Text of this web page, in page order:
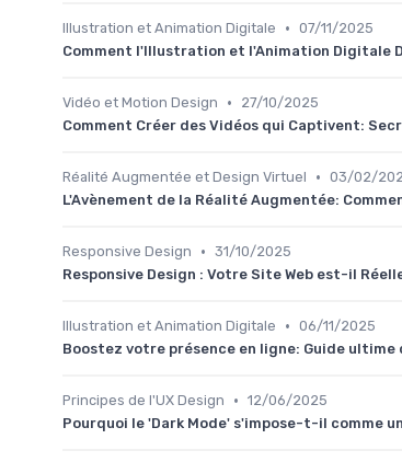
Illustration et Animation Digitale • 07/11/2025
Comment l'Illustration et l'Animation Digitale
Vidéo et Motion Design •
27/10/2025
Comment Créer des Vidéos qui Captivent:
Réalité Augmentée et Design Virtuel • 03/02/
L'Avènement de la Réalité Augmentée:
Responsive Design • 31/10/2025
Responsive Design : Votre Site Web est-il
Illustration et Animation Digitale • 06/11/2025
Boostez votre présence en ligne: Guide
Principes de l'UX Design • 12/06/2025
Pourquoi le 'Dark Mode' s'impose-t-il comme